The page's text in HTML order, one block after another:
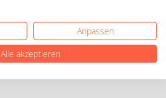
Anpassen
Alle akzeptieren